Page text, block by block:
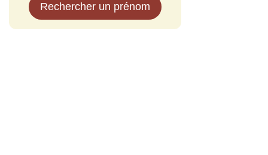
Rechercher un prénom